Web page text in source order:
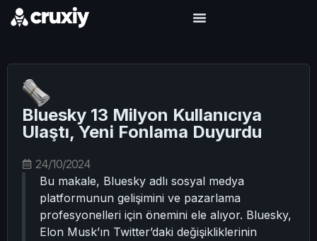
Bluesky 13 Milyon Kullanıcıya
Ulaştı, Yeni Fonlama Duyurdu
24/10/2024
Bu makale, Bluesky adlı sosyal medya
platformunun gelişimini ve pazarlama
profesyonelleri için önemini ele alıyor. Bluesky,
Elon Musk’ın Twitter’daki değişikliklerinin